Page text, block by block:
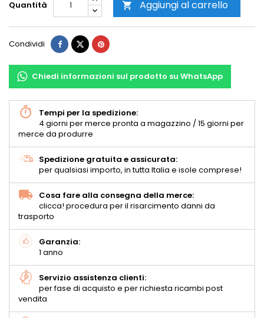
Quantità  Aggiungi al carrello
Condividi
Chiedi informazioni sul prodotto su WhatsApp
Tempi per la spedizione:
4 giorni per merce pronta a magazzino / 15 giorni per
merce da produrre
Spedizione gratuita e assicurata:
per qualsiasi importo, in tutta Italia e isole comprese!
Cosa fare alla consegna della merce:
clicca! procedura per il risarcimento danni da
trasporto
Garanzia:
1 anno
Servizio assistenza clienti:
per fase di acquisto e per richiesta ricambi post
vendita